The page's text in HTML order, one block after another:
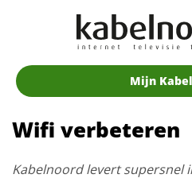
Mijn
Wifi verbeteren
Kabelnoord levert supersnel